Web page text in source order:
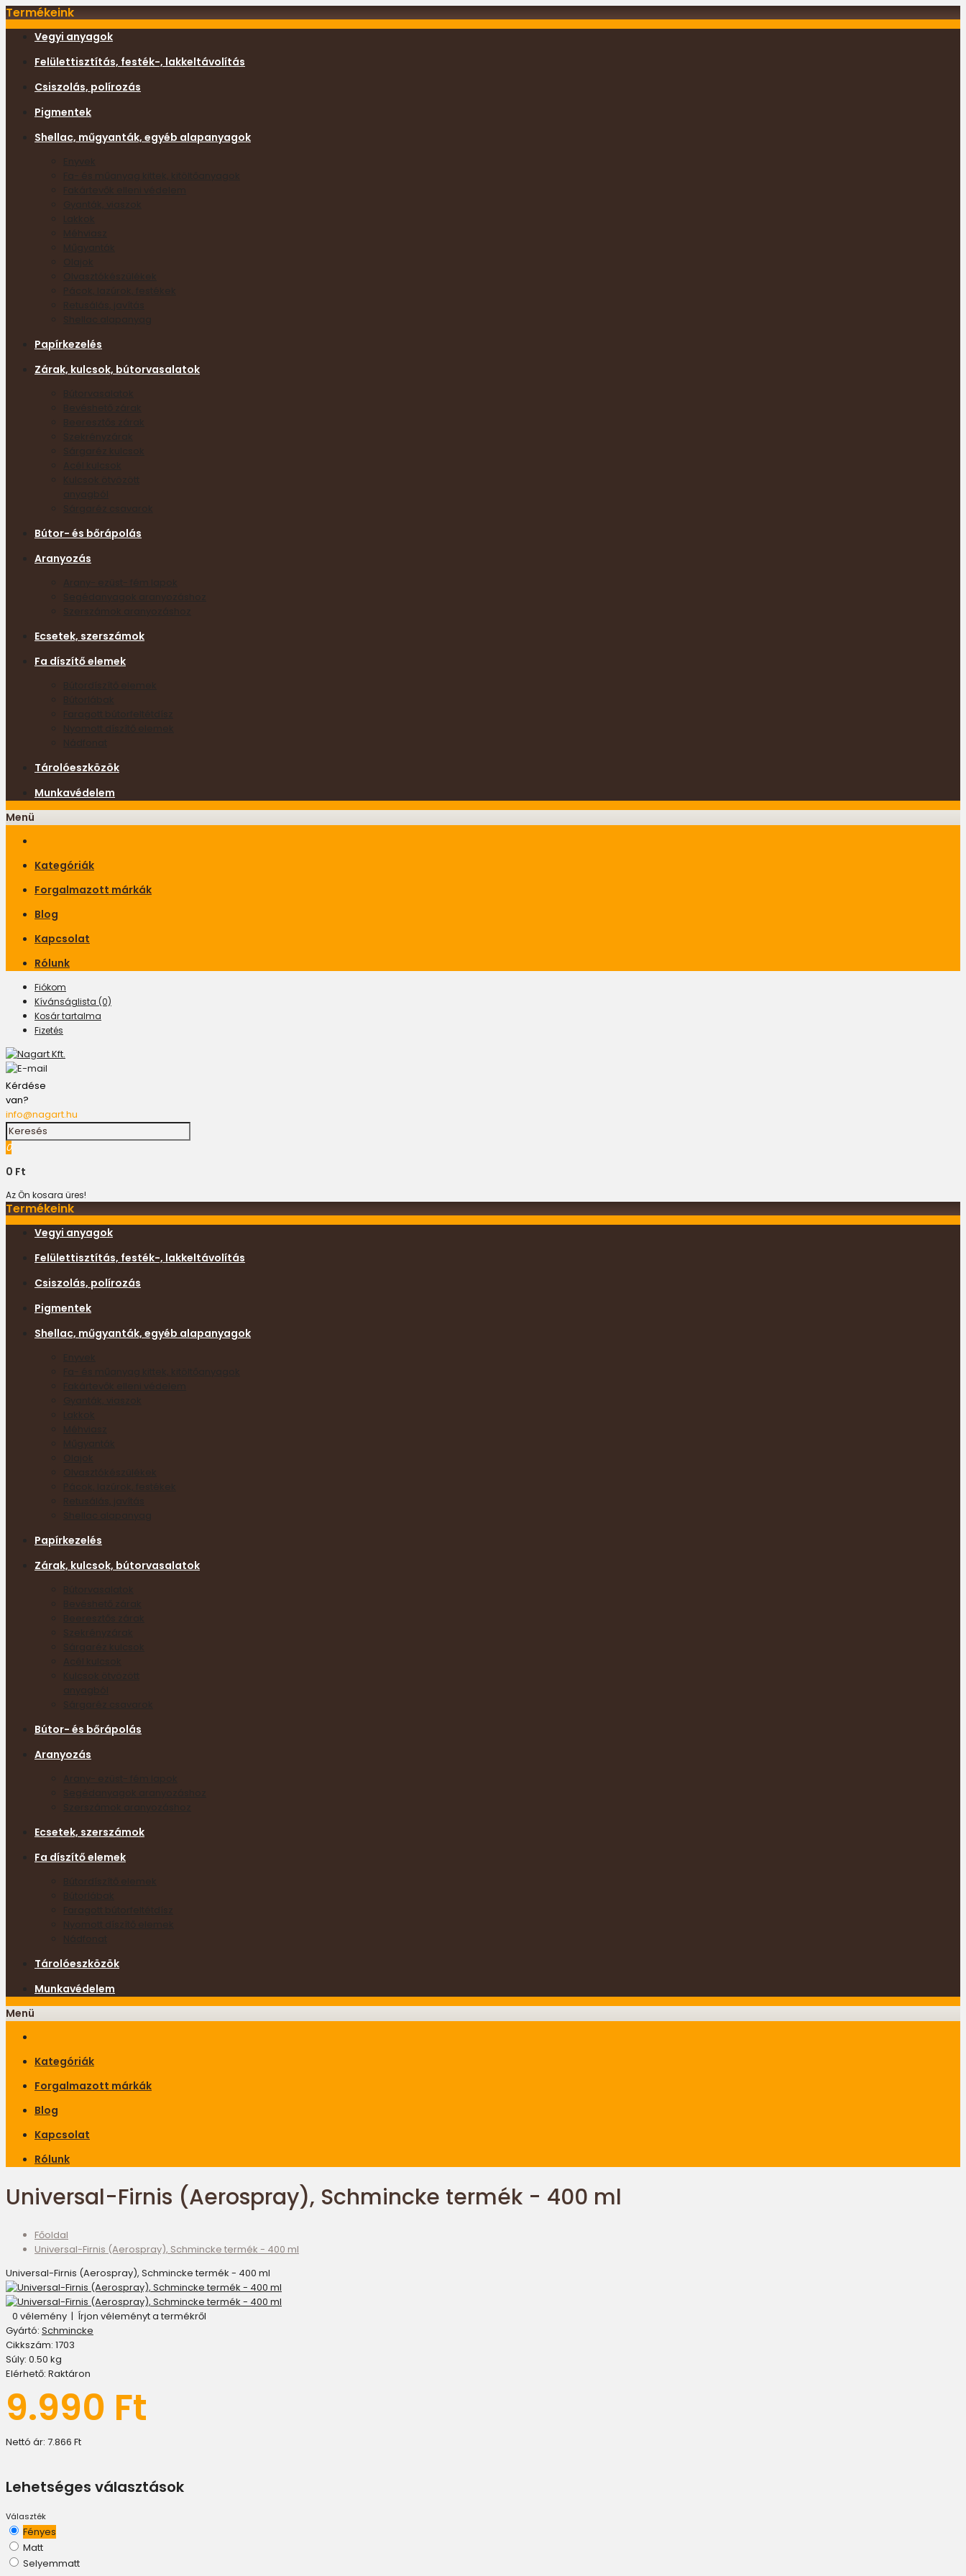
Termékeink
Vegyi anyagok
Felülettisztítás, festék-, lakkeltávolítás
Csiszolás, polírozás
Pigmentek
Shellac, műgyanták, egyéb alapanyagok
Enyvek
Fa- és műanyag kittek, kitöltőanyagok
Fakártevők elleni védelem
Gyanták, viaszok
Lakkok
Méhviasz
Műgyanták
Olajok
Olvasztókészülékek
Pácok, lazúrok, festékek
Retusálás, javítás
Papírkezelés
Zárak, kulcsok, bútorvasalatok
Bútorvasalatok
Bevéshető zárak
Beeresztős zárak
Szekrényzárak
Sárgaréz kulcsok
Acél kulcsok
Kulcsok ötvözött
Sárgaréz csavarok
Bútor- és bőrápolás
Aranyozás
Arany- ezüst- fém lapok
Segédanyagok aranyozáshoz
Szerszámok aranyozáshoz
Ecsetek, szerszámok
Fa díszítő elemek
Bútordíszítő elemek
Bútorlábak
Faragott bútorfeltétdísz
Nyomott díszítő elemek
Tárolóeszközök
Munkavédelem
Menü
Kategóriák
Forgalmazott márkák
Blog
Kapcsolat
Rólunk
Fiókom
Kívánságlista (0)
Kosár tartalma
Fizetés
Kérdése
van?
info@nagart.hu
0
0 Ft
Az Ön kosara üres!
Termékeink
Vegyi anyagok
Felülettisztítás, festék-, lakkeltávolítás
Csiszolás, polírozás
Pigmentek
Shellac, műgyanták, egyéb alapanyagok
Enyvek
Fa- és műanyag kittek, kitöltőanyagok
Fakártevők elleni védelem
Gyanták, viaszok
Lakkok
Méhviasz
Műgyanták
Olajok
Olvasztókészülékek
Pácok, lazúrok, festékek
Retusálás, javítás
Papírkezelés
Zárak, kulcsok, bútorvasalatok
Bútorvasalatok
Bevéshető zárak
Beeresztős zárak
Szekrényzárak
Sárgaréz kulcsok
Acél kulcsok
Kulcsok ötvözött
Sárgaréz csavarok
Bútor- és bőrápolás
Aranyozás
Arany- ezüst- fém lapok
Segédanyagok aranyozáshoz
Szerszámok aranyozáshoz
Ecsetek, szerszámok
Fa díszítő elemek
Bútordíszítő elemek
Bútorlábak
Faragott bútorfeltétdísz
Nyomott díszítő elemek
Tárolóeszközök
Munkavédelem
Menü
Kategóriák
Forgalmazott márkák
Blog
Kapcsolat
Rólunk
Universal-Firnis (Aerospray), Schmincke termék - 400 ml
Főoldal
Universal-Firnis (Aerospray), Schmincke termék - 400 ml
Universal-Firnis (Aerospray), Schmincke termék - 400 ml
0 vélemény | Írjon véleményt a termékről
Gyártó: Schmincke
Cikkszám: 1703
Súly: 0.50 kg
Elérhető: Raktáron
9.990 Ft
Nettó ár: 7.866 Ft
Lehetséges választások
Választék
Fényes
Matt
Selyemmatt